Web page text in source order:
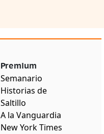
Premium
Semanario
Historias de
Saltillo
A la Vanguardia
New York Times